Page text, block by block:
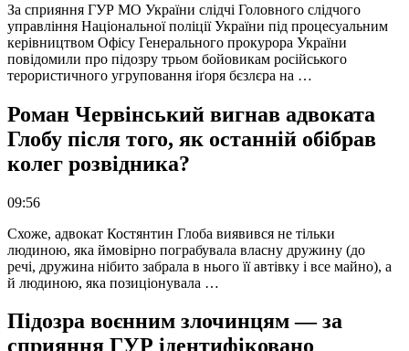
За сприяння ГУР МО України слідчі Головного слідчого
управління Національної поліції України під процесуальним
керівництвом Офісу Генерального прокурора України
повідомили про підозру трьом бойовикам російського
терористичного угруповання іґоря бєзлєра на …
Роман Червінський вигнав адвоката
Глобу після того, як останній обібрав
колег розвідника?
09:56
Схоже, адвокат Костянтин Глоба виявився не тільки
людиною, яка ймовірно пограбувала власну дружину (до
речі, дружина нібито забрала в нього її автівку і все майно), а
й людиною, яка позиціонувала …
Підозра воєнним злочинцям — за
сприяння ГУР ідентифіковано